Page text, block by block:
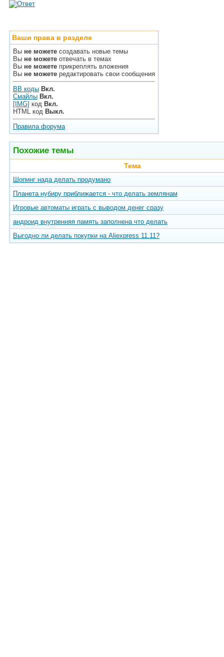
Ваши права в разделе
Вы не можете создавать новые темы
Вы не можете отвечать в темах
Вы не можете прикреплять вложения
Вы не можете редактировать свои сообщения
BB коды Вкл.
Смайлы Вкл.
[IMG] код Вкл.
HTML код Выкл.
Правила форума
Похожие темы
Тема
Шопинг нада делать продумано
Планета нубиру приближается - что делать землянам
Игровые автоматы играть с выводом денег сразу
андроид внутренняя память заполнена что делать
Выгодно ли делать покупки на Aliexpress 11.11?